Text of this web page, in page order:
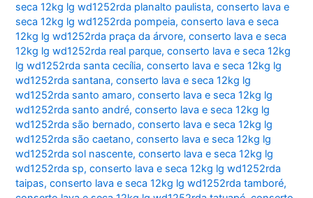
seca 12kg lg wd1252rda planalto paulista,conserto lava e
seca 12kg lg wd1252rda pompeia,conserto lava e seca
12kg lg wd1252rda praça da árvore,conserto lava e seca
12kg lg wd1252rda real parque,conserto lava e seca 12kg
lg wd1252rda santa cecília,conserto lava e seca 12kg lg
wd1252rda santana,conserto lava e seca 12kg lg
wd1252rda santo amaro,conserto lava e seca 12kg lg
wd1252rda santo andré,conserto lava e seca 12kg lg
wd1252rda são bernado,conserto lava e seca 12kg lg
wd1252rda são caetano,conserto lava e seca 12kg lg
wd1252rda sol nascente,conserto lava e seca 12kg lg
wd1252rda sp,conserto lava e seca 12kg lg wd1252rda
taipas,conserto lava e seca 12kg lg wd1252rda tamboré,